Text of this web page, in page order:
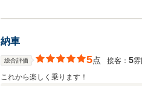
納車
総合評価 5点 接客： 5雰
これから楽しく乗ります！